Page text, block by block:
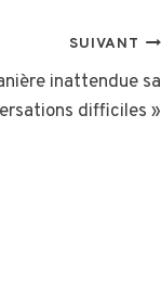
SUIVANT
inattendue sa
difficiles »